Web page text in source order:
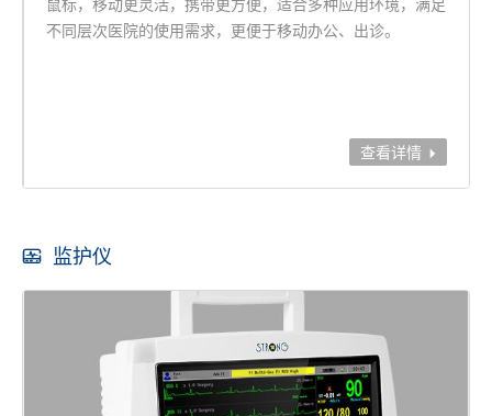
不同层次医院的使用需求，更便于移动办公、出诊。
查看详情 
 监护仪